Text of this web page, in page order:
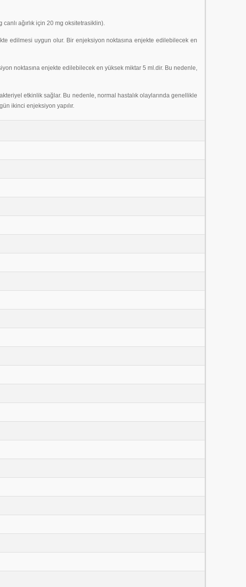
canlı ağırlık için 20 mg oksitetrasiklin).
edilmesi uygun olur. Bir enjeksiyon noktasına enjekte edilebilecek en
noktasına enjekte edilebilecek en yüksek miktar 5 ml.dir. Bu nedenle,
etkinlik sağlar. Bu nedenle, normal hastalık olaylarında genellikle
ikinci enjeksiyon yapılır.